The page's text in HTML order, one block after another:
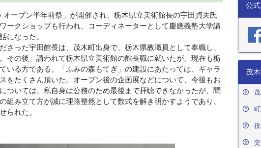
ープン半年前祭」が開催され、栃木県立美術館長の宇田貞夫氏
ークショップも行われ、コーディネーターとして慶應義塾大学講
になった。
った宇田館長は、茂木町出身で、栃木県教職員として奉職し、
その後、請われて栃木県立美術館の館長職に就いたが、現在も栃
いる方である。「ふみの森もてぎ」の建設にあたっては、ギャラ
をたくさん頂いた。オープン後の企画展などについて、今後もお
ついては、私自身は公務のため最後まで拝聴できなかったが、聞
組み立て方が誠に理路整然として数式を解き明かすようであり、
られた。
公
茂